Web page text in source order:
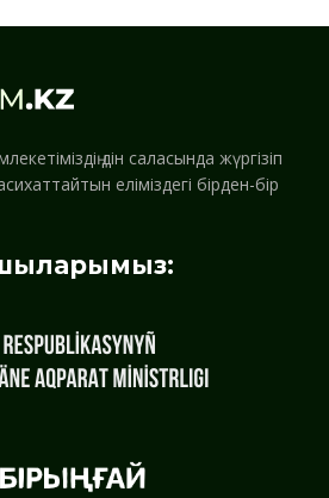
дін саласында жүргізіп
еліміздегі бірден-бір